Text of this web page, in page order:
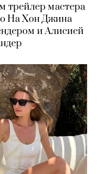
трейлер мастера
На Хон Джина
и Алисией